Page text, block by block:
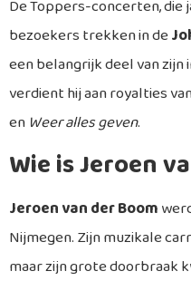
De Toppers-concerten, die
bezoekers trekken in de
een belangrijk deel van
verdient hij aan royalties
en Weer alles geven.
Wie is Jeroen
Jeroen van der Boom
Nijmegen. Zijn muzikale
maar zijn grote doorbraak